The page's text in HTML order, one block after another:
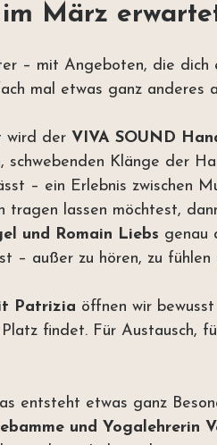
im März
– mit Angeboten, die dich
mal etwas ganz anderes
wird der VIVA SOUND
schwebenden Klänge der
– ein Erlebnis zwischen
tragen lassen möchtest,
und Romain Liebs genau
– außer zu hören, zu fühlen
Patrizia öffnen wir
findet. Für Austausch,
entsteht etwas ganz
und Yogalehrerin